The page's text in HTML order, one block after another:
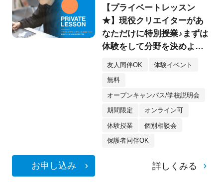
【プライベートレッスン
★】現役クリエイターがあ
なただけに特別授業♪まずは
体験をして分野を決めよ
う！《デザイン・イラス
友人同伴OK 体験イベント
無料
オープンキャンパス/学校説明会
期間限定 オンライン可
体験授業 個別相談会
保護者同伴OK
お申し込み 詳しくみる